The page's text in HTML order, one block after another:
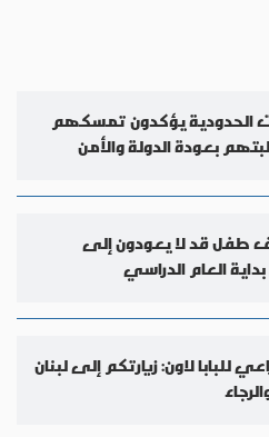
الحدودية يؤكدون تمسكهم
بعودة الدولة والأمن
100 ألف طفل قد لا يعودون إلى
العام الدراسي
للبابا لاون: زيارتكم إلى لبنان